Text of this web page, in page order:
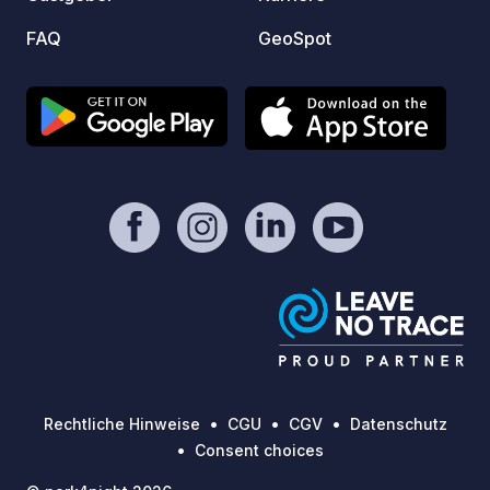
FAQ
GeoSpot
Rechtliche Hinweise CGU CGV
Datenschutz
Consent choices